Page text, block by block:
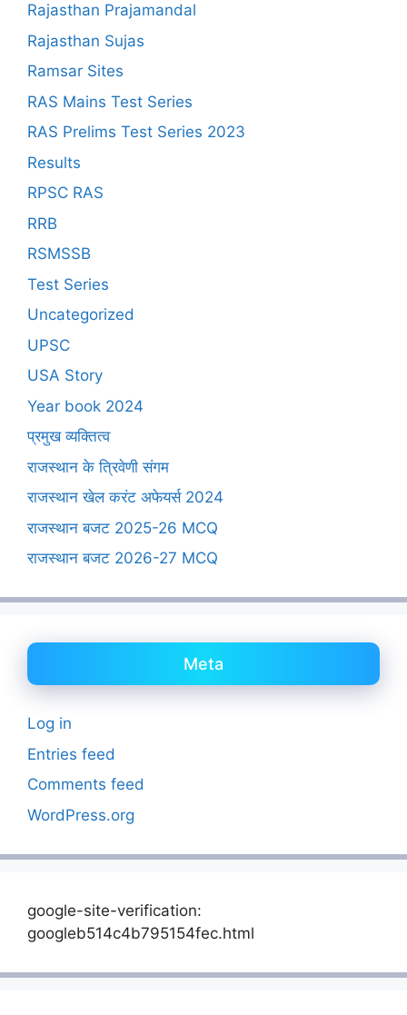
Rajasthan Prajamandal
Rajasthan Sujas
Ramsar Sites
RAS Mains Test Series
RAS Prelims Test Series 2023
Results
RPSC RAS
RRB
RSMSSB
Test Series
Uncategorized
UPSC
USA Story
Year book 2024
प्रमुख व्यक्तित्व
राजस्थान के त्रिवेणी संगम
राजस्थान खेल करंट अफेयर्स 2024
राजस्थान बजट 2025-26 MCQ
राजस्थान बजट 2026-27 MCQ
Meta
Log in
Entries feed
Comments feed
WordPress.org
google-site-verification:
googleb514c4b795154fec.html